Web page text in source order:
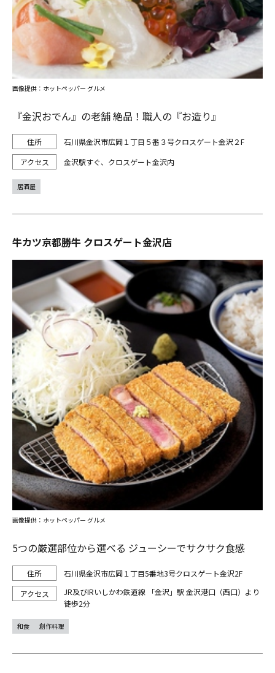
『金沢おでん』の老舗 絶品！職人の『お造り』
石川県金沢市広岡１丁目５番３号クロスゲート金沢２F
金沢駅すぐ、クロスゲート金沢内
画像提供：ホットペッパー グルメ
居酒屋
牛カツ京都勝牛 クロスゲート金沢店
5つの厳選部位から選べる ジューシーでサクサク食感
石川県金沢市広岡１丁目5番地3号クロスゲート金沢2F
JR及びIRいしかわ鉄道線 「金沢」駅 金沢港口（西口）より
徒歩2分
画像提供：ホットペッパー グルメ
和食 創作料理